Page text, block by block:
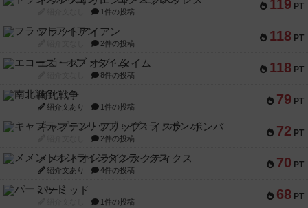
119 PT
1件の投稿
118 PT
フラットアイアン
2件の投稿
118 PT
エコーズ・オブ・タイム
8件の投稿
79 PT
南北戦争
紹介文あり 1件の投稿
72 PT
キャプテン・フリップ：イスラ・ボンバ
2件の投稿
70 PT
メメントオンラインタクティクス
紹介文あり 4件の投稿
68 PT
パーミッド
1件の投稿